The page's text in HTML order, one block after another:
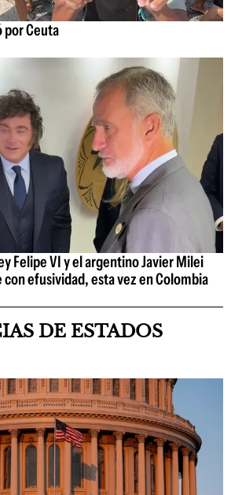
por Ceuta
Felipe VI y el argentino Javier Milei
efusividad, esta vez en Colombia
DE ESTADOS